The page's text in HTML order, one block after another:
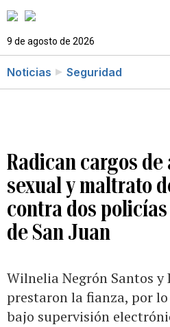
9 de agosto de 2026
Noticias Seguridad
Radican cargos
sexual y maltrato
contra dos
de San Juan
Wilnelia Negrón Santos y
prestaron la fianza, por
bajo supervisión